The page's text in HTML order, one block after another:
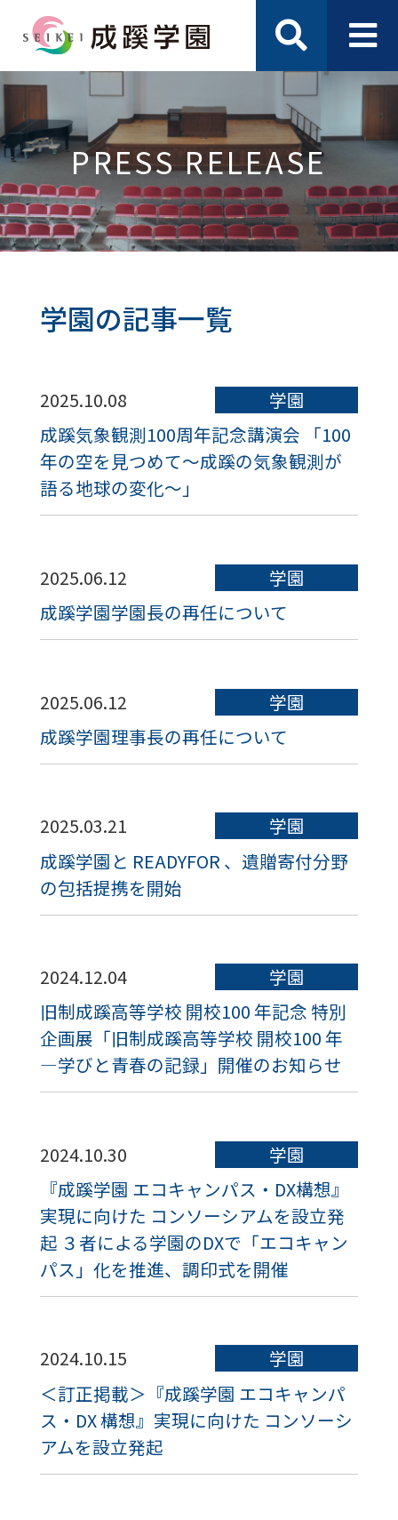
PRESS RELEASE
学園の記事一覧
2025.10.08
学園
成蹊気象観測100周年記念講演会 「100
年の空を見つめて～成蹊の気象観測が
語る地球の変化～」
2025.06.12
学園
成蹊学園学園長の再任について
2025.06.12
学園
成蹊学園理事長の再任について
2025.03.21
学園
成蹊学園と READYFOR 、遺贈寄付分野
の包括提携を開始
2024.12.04
学園
旧制成蹊高等学校 開校100 年記念 特別
企画展「旧制成蹊高等学校 開校100 年
―学びと青春の記録」開催のお知らせ
2024.10.30
学園
『成蹊学園 エコキャンパス・DX構想』
実現に向けた コンソーシアムを設立発
起 ３者による学園のDXで「エコキャン
パス」化を推進、調印式を開催
2024.10.15
学園
＜訂正掲載＞『成蹊学園 エコキャンパ
ス・DX 構想』実現に向けた コンソーシ
アムを設立発起